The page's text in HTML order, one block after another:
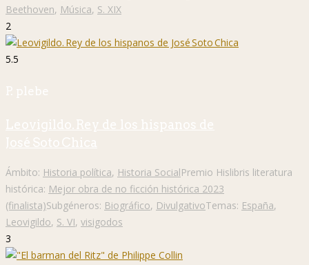
Beethoven, Música, S. XIX
2
5.5
P. plebe
Leovigildo. Rey de los hispanos de
José Soto Chica
Ámbito: Historia política, Historia SocialPremio Hislibris literatura
histórica: Mejor obra de no ficción histórica 2023
(finalista)Subgéneros: Biográfico, DivulgativoTemas: España,
Leovigildo, S. VI, visigodos
3